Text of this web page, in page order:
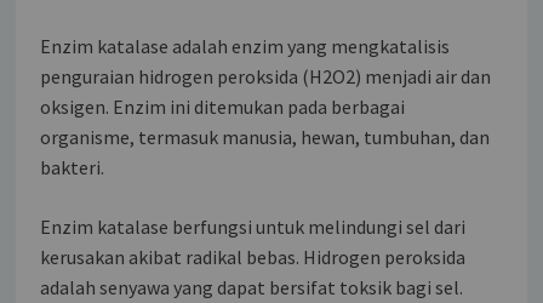
Enzim katalase adalah enzim yang mengkatalisis
penguraian hidrogen peroksida (H2O2) menjadi air dan
oksigen. Enzim ini ditemukan pada berbagai
organisme, termasuk manusia, hewan, tumbuhan, dan
bakteri.
Enzim katalase berfungsi untuk melindungi sel dari
kerusakan akibat radikal bebas. Hidrogen peroksida
adalah senyawa yang dapat bersifat toksik bagi sel.